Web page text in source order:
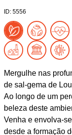
ID: 5556
Mergulhe nas
de sal-gema de
Ao longo de um
beleza deste
Venha e envolva-
desde a formação